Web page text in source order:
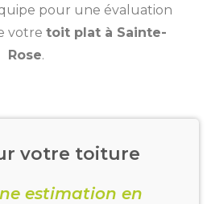
pour une évaluation
votretoit plat à Sainte-
Rose.
votre toiture
estimation en